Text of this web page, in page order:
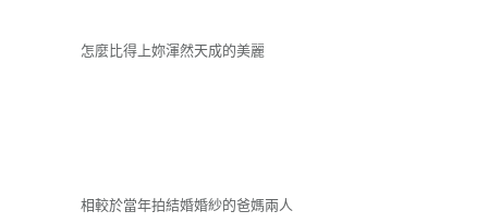
怎麼比得上妳渾然天成的美麗
相較於當年拍結婚婚紗的爸媽兩人